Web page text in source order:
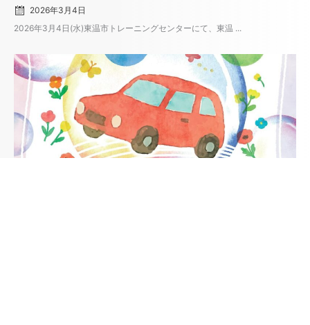
2026年3月4日
2026年3月4日(水)東温市トレーニングセンターにて、東温 ...